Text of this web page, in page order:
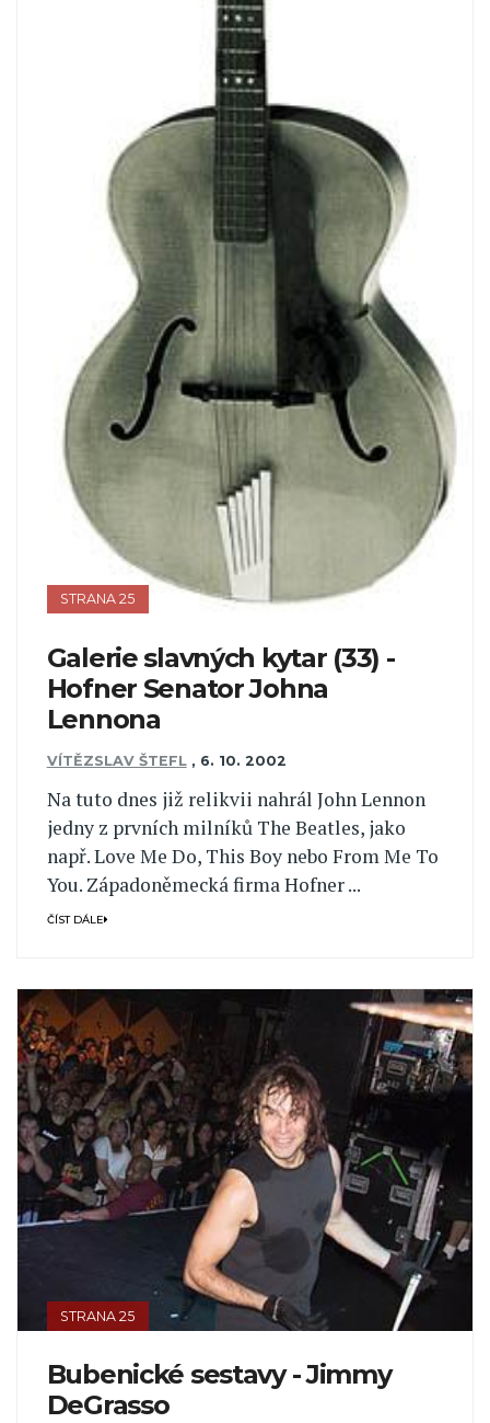
STRANA 25
Galerie slavných kytar (33) -
Hofner Senator Johna
Lennona
VÍTĚZSLAV ŠTEFL , 6. 10. 2002
Na tuto dnes již relikvii nahrál John Lennon
jedny z prvních milníků The Beatles, jako
např. Love Me Do, This Boy nebo From Me To
You. Západoněmecká firma Hofner ...
ČÍST DÁLE
STRANA 25
Bubenické sestavy - Jimmy
DeGrasso